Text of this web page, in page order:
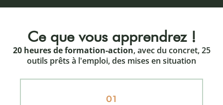
Ce que vous apprendrez !
20 heures de formation-action, avec du concret, 25
outils prêts à l'emploi, des mises en situation
01